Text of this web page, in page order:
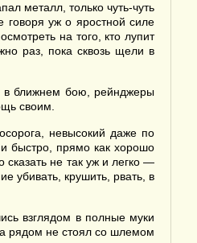
металл, только чуть-чуть
говоря уж о яростной силе
на того, кто лупит
раз, пока сквозь щели в
в ближнем бою, рейнджеры
своим.
невысокий даже по
быстро, прямо как хорошо
не так уж и легко —
убивать, крушить, рвать, в
взглядом в полные муки
рядом не стоял со шлемом